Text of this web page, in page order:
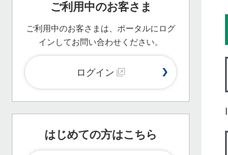
ご利用中のお客さま
ご利用中のお客さまは、ポータルにログ
インしてお問い合わせください。
ログイン
はじめての方はこちら